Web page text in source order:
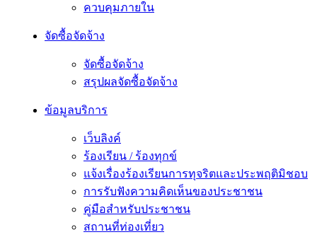
ควบคุมภายใน
จัดซื้อจัดจ้าง
จัดซื้อจัดจ้าง
สรุปผลจัดซื้อจัดจ้าง
ข้อมูลบริการ
เว็บลิงค์
ร้องเรียน / ร้องทุกข์
แจ้งเรื่องร้องเรียนการทุจริตและประพฤติมิชอบ
การรับฟังความคิดเห็นของประชาชน
คู่มือสำหรับประชาชน
สถานที่ท่องเที่ยว